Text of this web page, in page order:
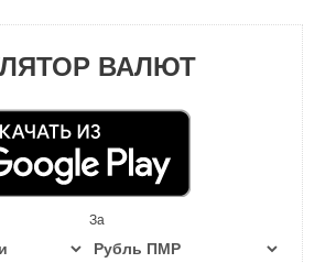
ВАЛЮТ
За